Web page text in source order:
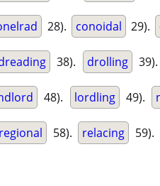
28). conoidal 29).
38). drolling 39).
48). lordling 49).
regional 58). relacing 59).